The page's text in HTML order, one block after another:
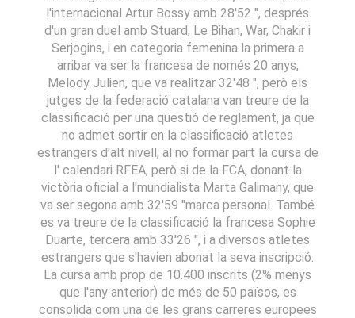
l'internacional Artur Bossy amb 28'52 ", després
d'un gran duel amb Stuard, Le Bihan, War, Chakir i
Serjogins, i en categoria femenina la primera a
arribar va ser la francesa de només 20 anys,
Melody Julien, que va realitzar 32'48 ", però els
jutges de la federació catalana van treure de la
classificació per una qüestió de reglament, ja que
no admet sortir en la classificació atletes
estrangers d'alt nivell, al no formar part la cursa de
l' calendari RFEA, però si de la FCA, donant la
victòria oficial a l'mundialista Marta Galimany, que
va ser segona amb 32'59 "marca personal. També
es va treure de la classificació la francesa Sophie
Duarte, tercera amb 33'26 ", i a diversos atletes
estrangers que s'havien abonat la seva inscripció.
La cursa amb prop de 10.400 inscrits (2% menys
que l'any anterior) de més de 50 països, es
consolida com una de les grans carreres europees